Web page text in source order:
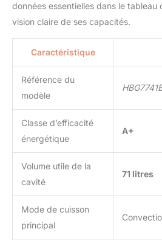
données essentielles dans le tableau
vision claire de ses capacités.
Caractéristique
Référence du
modèle
Classe d’efficacité
énergétique
A+
Volume utile de la
cavité
71 litres
Mode de cuisson
principal